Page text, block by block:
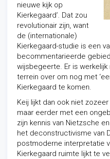
nieuwe kijk op
Kierkegaard’. Dat zou
revolutionair zijn, want
de (internationale)
Kierkegaard-studie is een
becommentarieerde
wijsbegeerte. Er is
terrein over om nog met
Kierkegaard te komen.
Keij lijkt dan ook niet
maar eerder met een
zijn kennis van Nietzsche
het deconstructivisme van
postmoderne interpretatie
Kierkegaard ruimte lijkt te